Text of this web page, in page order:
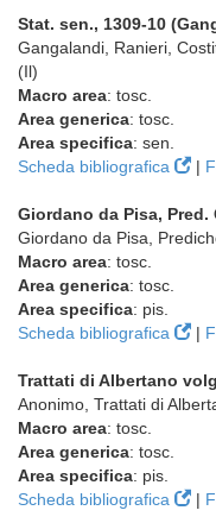
Stat. sen., 1309-10
Gangalandi, Ranieri,
(Il)
Macro area: tosc.
Area generica: tosc.
Area specifica: sen.
Scheda bibliografica
|
Giordano da Pisa, Pred.
Giordano da Pisa,
Macro area: tosc.
Area generica: tosc.
Area specifica: pis.
Scheda bibliografica
|
Trattati di Albertano
Anonimo, Trattati di
Macro area: tosc.
Area generica: tosc.
Area specifica: pis.
Scheda bibliografica
|